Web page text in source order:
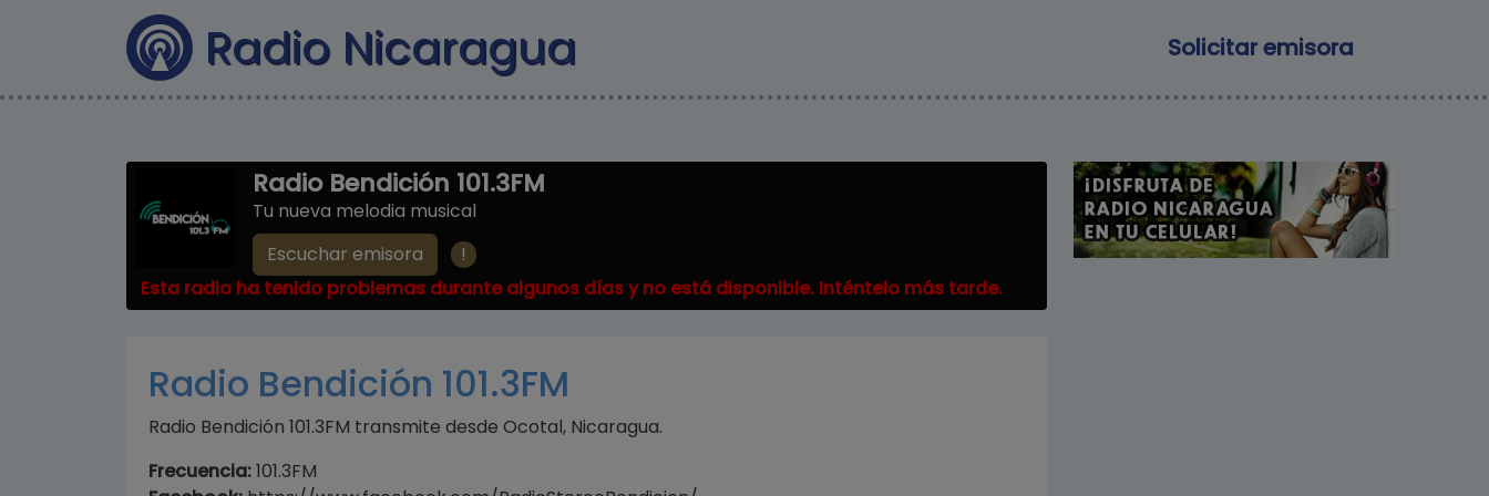
Radio Nicaragua Main navigation
Solicitar emisora
Radio Bendición 101.3FM
Tu nueva melodia musical
Escuchar emisora
!
Esta radio ha tenido problemas durante algunos días y no está disponible. Inténtelo más tarde.
Radio Bendición 101.3FM
Radio Bendición 101.3FM transmite desde Ocotal, Nicaragua.
Frecuencia:101.3FM